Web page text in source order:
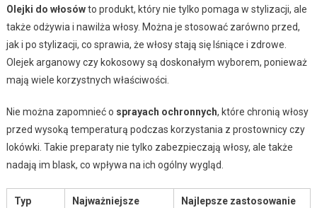
Olejki do włosówto produkt, który nie tylko pomaga w stylizacji, ale
także odżywia i nawilża włosy. Można je stosować zarówno przed,
jak i po stylizacji, co sprawia, że włosy stają się lśniące i zdrowe.
Olejek arganowy czy kokosowy są doskonałym wyborem, ponieważ
mają wiele korzystnych właściwości.
Nie można zapomnieć o sprayach ochronnych, które chronią włosy
przed wysoką temperaturą podczas korzystania z prostownicy czy
lokówki. Takie preparaty nie tylko zabezpieczają włosy, ale także
nadają im blask, co wpływa na ich ogólny wygląd.
Typ
Najważniejsze
Najlepsze zastosowanie